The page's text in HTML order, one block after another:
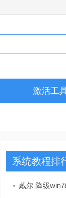
激活工
系统教程排
戴尔 降级win7教程 戴尔电